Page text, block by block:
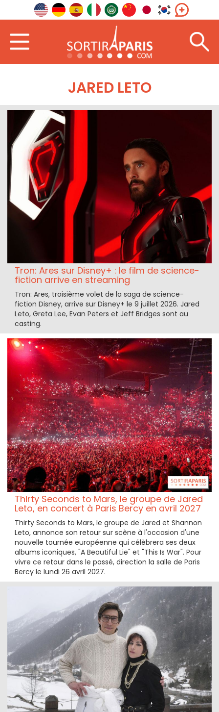
JARED LETO
Tron: Ares sur Disney+ : le film de science-
fiction arrive en streaming
Tron: Ares, troisième volet de la saga de science-
fiction Disney, arrive sur Disney+ le 9 juillet 2026. Jared
Leto, Greta Lee, Evan Peters et Jeff Bridges sont au
casting.
Thirty Seconds to Mars, le groupe de Jared
Leto, en concert à Paris Bercy en avril 2027
Thirty Seconds to Mars, le groupe de Jared et Shannon
Leto, annonce son retour sur scène à l'occasion d'une
nouvelle tournée européenne qui célèbrera ses deux
albums iconiques, "A Beautiful Lie" et "This Is War". Pour
vivre ce retour dans le passé, direction la salle de Paris
Bercy le lundi 26 avril 2027.